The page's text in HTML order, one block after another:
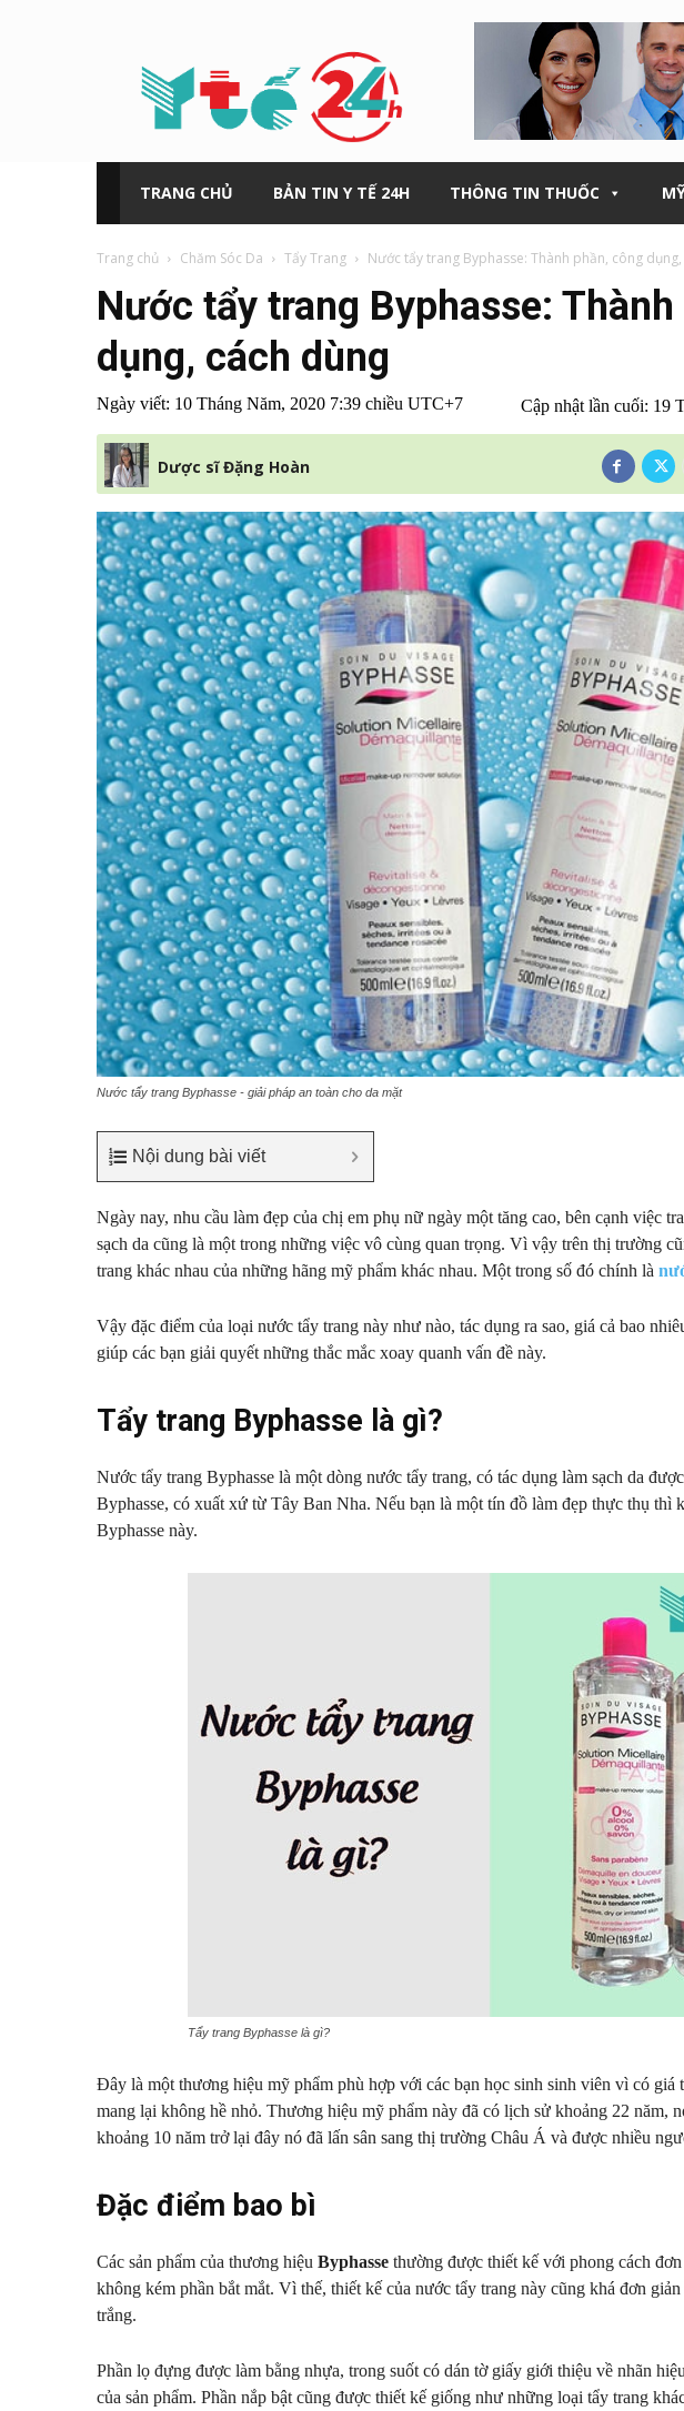
tế
24h
TRANG CHỦ BẢN TIN Y TẾ 24H THÔNG TIN THUỐC
Trang chủ Chăm Sóc Da Tẩy Trang Nước tẩy trang Byphasse: Thành phần, công
Nước tẩy trang Byphasse:
dụng, cách dùng
Ngày viết: 10 Tháng Năm, 2020 7:39 chiều UTC+7 Cập nhật lần cuối: 19
Dược sĩ Đặng Hoàn
Nước tẩy trang Byphasse - giải pháp an toàn cho da mặt
Nội dung bài viết
Ngày nay, nhu cầu làm đẹp của chị em phụ nữ ngày một tăng cao, bên cạnh việc
sạch da cũng là một trong những việc vô cùng quan trọng. Vì vậy trên thị trường
trang khác nhau của những hãng mỹ phẩm khác nhau. Một trong số đó chính là
Vậy đặc điểm của loại nước tẩy trang này như nào, tác dụng ra sao, giá cả bao
giúp các bạn giải quyết những thắc mắc xoay quanh vấn đề này.
Tẩy trang Byphasse là gì?
Nước tẩy trang Byphasse là một dòng nước tẩy trang, có tác dụng làm sạch da
Byphasse, có xuất xứ từ Tây Ban Nha. Nếu bạn là một tín đồ làm đẹp thực thụ thì
Byphasse này.
Tẩy trang Byphasse là gì?
Đây là một thương hiệu mỹ phẩm phù hợp với các bạn học sinh sinh viên vì có giá
mang lại không hề nhỏ. Thương hiệu mỹ phẩm này đã có lịch sử khoảng 22 năm,
khoảng 10 năm trở lại đây nó đã lấn sân sang thị trường Châu Á và được nhiều
Đặc điểm bao bì
Các sản phẩm của thương hiệu Byphasse thường được thiết kế với phong cách
không kém phần bắt mắt. Vì thế, thiết kế của nước tẩy trang này cũng khá đơn
trắng.
Phần lọ đựng được làm bằng nhựa, trong suốt có dán tờ giấy giới thiệu về nhãn
của sản phẩm. Phần nắp bật cũng được thiết kế giống như những loại tẩy trang